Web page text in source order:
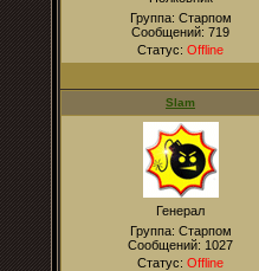
Группа: Старпом
Сообщений: 719
Статус: Offline
Slam
Генерал
Группа: Старпом
Сообщений: 1027
Статус: Offline